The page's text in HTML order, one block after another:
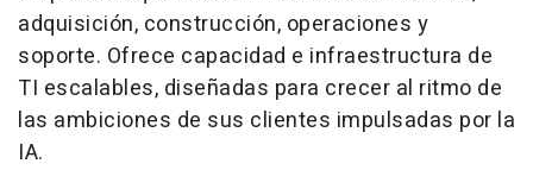
adquisición, construcción, operaciones y
soporte. Ofrece capacidad e infraestructura de
TI escalables, diseñadas para crecer al ritmo de
las ambiciones de sus clientes impulsadas por la
IA.